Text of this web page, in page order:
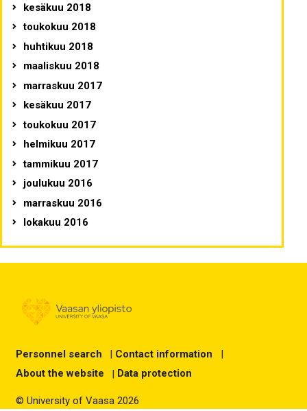
kesäkuu 2018
toukokuu 2018
huhtikuu 2018
maaliskuu 2018
marraskuu 2017
kesäkuu 2017
toukokuu 2017
helmikuu 2017
tammikuu 2017
joulukuu 2016
marraskuu 2016
lokakuu 2016
Personnel search | Contact information
|
About the website
| Data protection
© University of Vaasa 2026